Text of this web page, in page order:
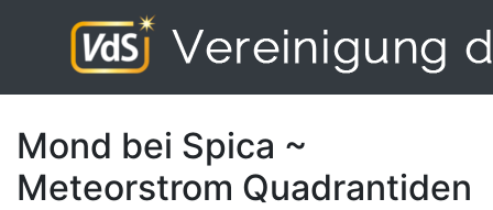
Mond bei Spica ~
Meteorstrom Quadrantiden